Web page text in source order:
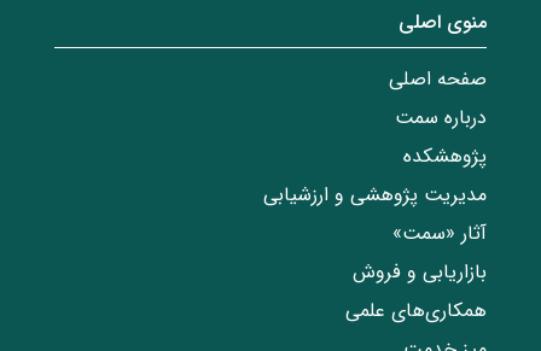
منوی اصلی
صفحه اصلی
درباره سمت
پژوهشکده
مدیریت پژوهشی و ارزشیابی
آثار «سمت»
بازاریابی و فروش
همکاری‌های علمی